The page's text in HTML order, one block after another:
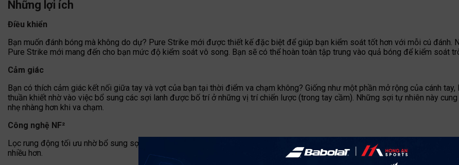
Những lợi ích
Điều khiển
Bạn muốn đánh bóng mà không do dự? Pure Strike mới được thiết kế đặc biệt để giúp bạn kiểm soát tốt hơn với mỗi cú đánh.
Pure Strike mới mang đến cho bạn mức độ kiểm soát vô song. Bạn sẽ có thể hoàn toàn tập trung vào quả bóng để kiểm soát
Cảm giác
Bạn có thích cảm giác kết nối giữa tay và vợt của bạn tại thời điểm va chạm không? Giống như một phần mở rộng của cánh
thuần khiết nhờ vào việc bổ sung các sợi lanh được bố trí ở những vị trí chiến lược (trong tay cầm). Những sợi tự nhiên này
nhẹ nhàng hơn khi va chạm.
Công nghệ NF²
Lọc rung động tối ưu nhờ bổ sung sợi lanh tự nhiên đặc biệt ở cán vợt để có cảm giác tuyệt vời nhất khi va chạm. Lanh cũng
nhiều hơn.